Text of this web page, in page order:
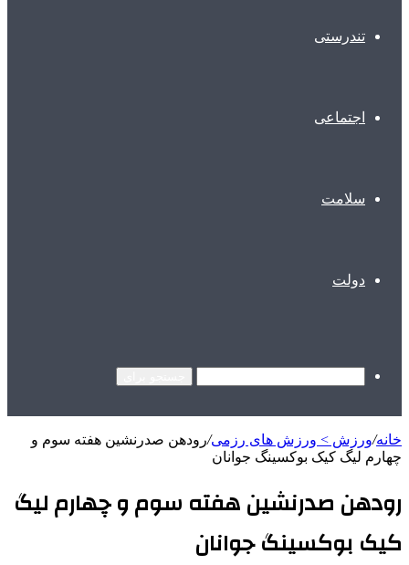
تندرستی
اجتماعی
سلامت
دولت
خانه/ورزش > ورزش های رزمی/رودهن صدرنشین هفته سوم و
چهارم لیگ کیک ‌بوکسینگ جوانان
رودهن صدرنشین هفته سوم و چهارم لیگ
کیک ‌بوکسینگ جوانان